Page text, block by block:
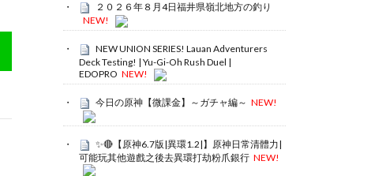
２０２６年８月4日福井県嶺北地方の釣り
NEW!
NEW UNION SERIES! Lauan Adventurers
Deck Testing! | Yu-Gi-Oh Rush Duel |
EDOPRO NEW!
今日の原神【微課金】～ガチャ編～ NEW!
✨🔴【原神6.7版|異環1.2|】原神日常清體力|
可能玩其他遊戲之後去異環打劫粉爪銀行 NEW!